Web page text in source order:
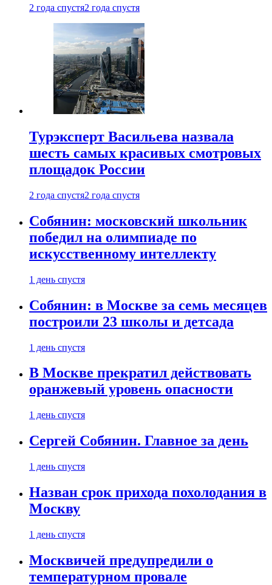
2 года спустя2 года спустя
Турэксперт Васильева назвала
шесть самых красивых смотровых
площадок России
2 года спустя2 года спустя
Собянин: московский школьник
победил на олимпиаде по
искусственному интеллекту
1 день спустя
Собянин: в Москве за семь месяцев
построили 23 школы и детсада
1 день спустя
В Москве прекратил действовать
оранжевый уровень опасности
1 день спустя
Сергей Собянин. Главное за день
1 день спустя
Назван срок прихода похолодания в
Москву
1 день спустя
Москвичей предупредили о
температурном провале